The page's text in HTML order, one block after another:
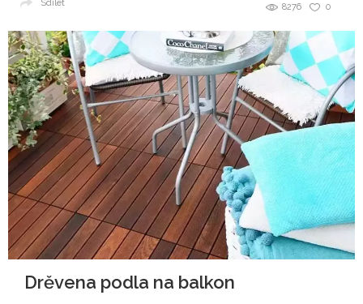
0
8276
Sdílet
Drěvena podla na balkon